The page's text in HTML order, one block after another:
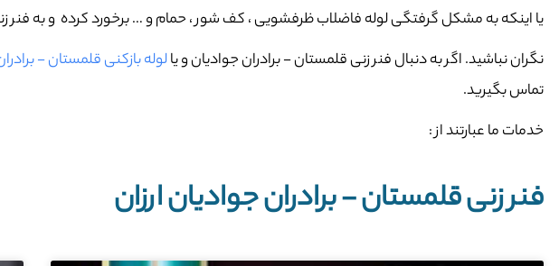
یا اینکه به مشکل گرفتگی لوله فاضلاب ظرفشویی ، کف شور ، حمام و … برخورد کرده و به فنر
نگران نباشید. اگر به دنبال فنر زنی قلمستان - برادران جوادیان و یالوله بازکنی قلمستان -
تماس بگیرید.
خدمات ما عبارتند از :
فنر زنی قلمستان - برادران جوادیان ارزان